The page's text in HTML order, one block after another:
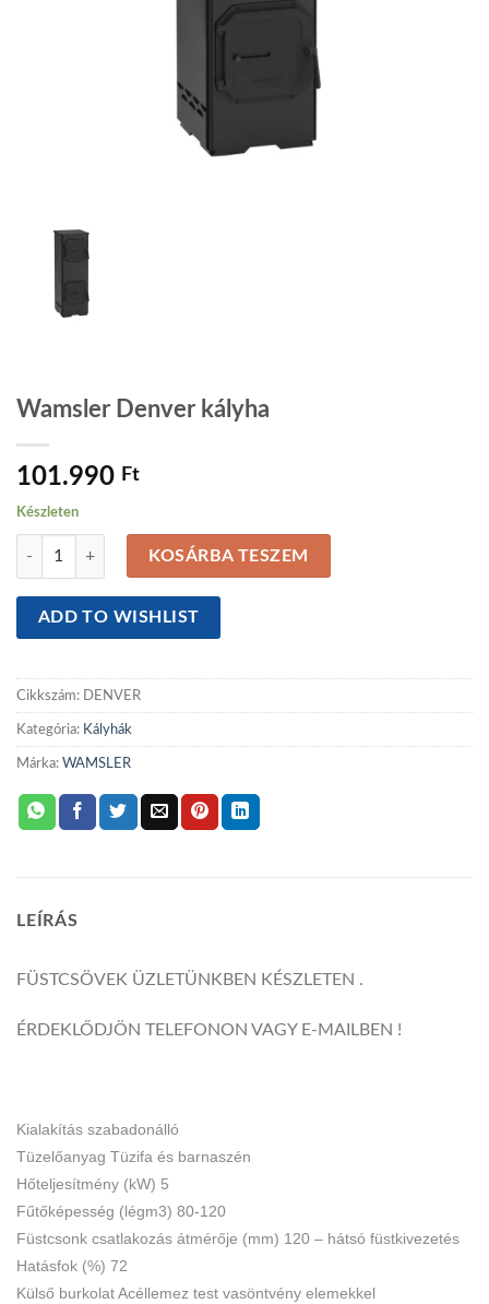
Wamsler Denver kályha
101.990 Ft
Készleten
Wamsler Denver kályha mennyiség
KOSÁRBA TESZEM
ADD TO WISHLIST
Cikkszám: DENVER
Kategória: Kályhák
Márka: WAMSLER
LEÍRÁS
FÜSTCSÖVEK ÜZLETÜNKBEN KÉSZLETEN .
ÉRDEKLŐDJÖN TELEFONON VAGY E-MAILBEN !
Kialakítás szabadonálló
Tüzelőanyag Tüzifa és barnaszén
Hőteljesítmény (kW) 5
Fűtőképesség (légm3) 80-120
Füstcsonk csatlakozás átmérője (mm) 120 – hátsó füstkivezetés
Hatásfok (%) 72
Külső burkolat Acéllemez test vasöntvény elemekkel